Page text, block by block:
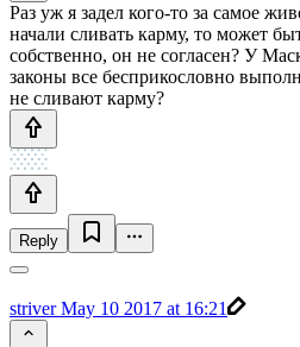
Раз уж я задел кого-то за самое
начали сливать карму, то может
собственно, он не согласен? У
законы все бесприкословно
не сливают карму?
Reply
striverMay 10 2017 at 16:21